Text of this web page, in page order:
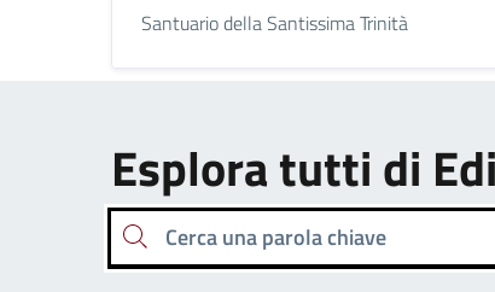
Santuario della Santissima Trinità
Esplora tutti di
Cerca una parola chiave